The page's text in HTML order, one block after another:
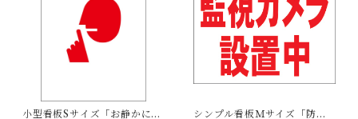
小型看板Sサイズ「お静かにマ シンプル看板Ｍサイズ「防犯